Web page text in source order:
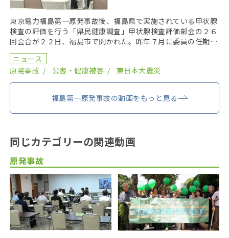
東京電力福島第一原発事故後、福島県で実施されている甲状腺
検査の評価を行う「県民健康調査」甲状腺検査評価部会の２６
回会合が２２日、福島市で開かれた。昨年７月に委員の任期を
終え、委員が改選されてから初の開催となり、鈴木元保内 […]
ニュース
原発事故
公害・健康被害 東日本大震災
福島第一原発事故の動画をもっと見る
同じカテゴリーの関連動画
原発事故